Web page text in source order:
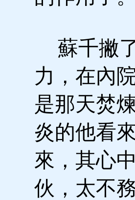
蘇千撇
力，在內
是那天焚
炎的他看
來，其心
伙，太不